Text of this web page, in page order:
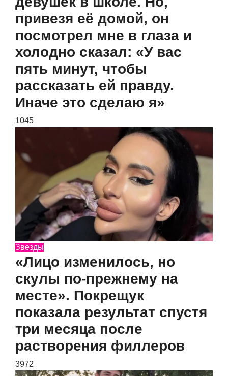
привезя её домой, он
посмотрел мне в глаза и
холодно сказал: «У вас
пять минут, чтобы
рассказать ей правду.
Иначе это сделаю я»
1045
Звезды
«Лицо изменилось, но
скулы по-прежнему на
месте». Покрещук
показала результат спустя
три месяца после
растворения филлеров
3972